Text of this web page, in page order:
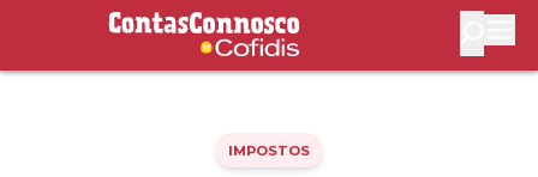
Contas Connosco by Cofidis
IMPOSTOS